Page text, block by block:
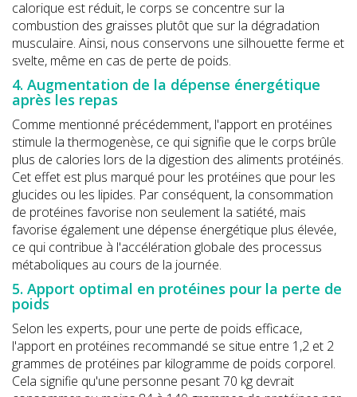
calorique est réduit, le corps se concentre sur la
combustion des graisses plutôt que sur la dégradation
musculaire. Ainsi, nous conservons une silhouette ferme et
svelte, même en cas de perte de poids.
4. Augmentation de la dépense énergétique
après les repas
Comme mentionné précédemment, l'apport en protéines
stimule la thermogenèse, ce qui signifie que le corps brûle
plus de calories lors de la digestion des aliments protéinés.
Cet effet est plus marqué pour les protéines que pour les
glucides ou les lipides. Par conséquent, la consommation
de protéines favorise non seulement la satiété, mais
favorise également une dépense énergétique plus élevée,
ce qui contribue à l'accélération globale des processus
métaboliques au cours de la journée.
5. Apport optimal en protéines pour la perte de
poids
Selon les experts, pour une perte de poids efficace,
l'apport en protéines recommandé se situe entre 1,2 et 2
grammes de protéines par kilogramme de poids corporel.
Cela signifie qu'une personne pesant 70 kg devrait